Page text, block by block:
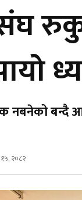
नबनेको बन्दै
२०८२